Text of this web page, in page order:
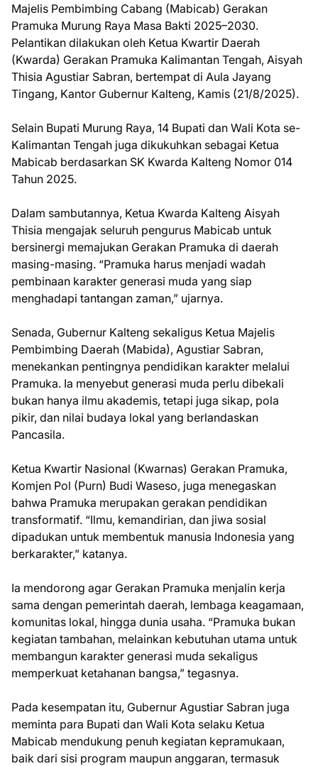
Majelis Pembimbing Cabang (Mabicab) Gerakan
Pramuka Murung Raya Masa Bakti 2025–2030.
Pelantikan dilakukan oleh Ketua Kwartir Daerah
(Kwarda) Gerakan Pramuka Kalimantan Tengah, Aisyah
Thisia Agustiar Sabran, bertempat di Aula Jayang
Tingang, Kantor Gubernur Kalteng, Kamis (21/8/2025).
Selain Bupati Murung Raya, 14 Bupati dan Wali Kota se-
Kalimantan Tengah juga dikukuhkan sebagai Ketua
Mabicab berdasarkan SK Kwarda Kalteng Nomor 014
Tahun 2025.
Dalam sambutannya, Ketua Kwarda Kalteng Aisyah
Thisia mengajak seluruh pengurus Mabicab untuk
bersinergi memajukan Gerakan Pramuka di daerah
masing-masing. “Pramuka harus menjadi wadah
pembinaan karakter generasi muda yang siap
menghadapi tantangan zaman,” ujarnya.
Senada, Gubernur Kalteng sekaligus Ketua Majelis
Pembimbing Daerah (Mabida), Agustiar Sabran,
menekankan pentingnya pendidikan karakter melalui
Pramuka. Ia menyebut generasi muda perlu dibekali
bukan hanya ilmu akademis, tetapi juga sikap, pola
pikir, dan nilai budaya lokal yang berlandaskan
Pancasila.
Ketua Kwartir Nasional (Kwarnas) Gerakan Pramuka,
Komjen Pol (Purn) Budi Waseso, juga menegaskan
bahwa Pramuka merupakan gerakan pendidikan
transformatif. “Ilmu, kemandirian, dan jiwa sosial
dipadukan untuk membentuk manusia Indonesia yang
berkarakter,” katanya.
Ia mendorong agar Gerakan Pramuka menjalin kerja
sama dengan pemerintah daerah, lembaga keagamaan,
komunitas lokal, hingga dunia usaha. “Pramuka bukan
kegiatan tambahan, melainkan kebutuhan utama untuk
membangun karakter generasi muda sekaligus
memperkuat ketahanan bangsa,” tegasnya.
Pada kesempatan itu, Gubernur Agustiar Sabran juga
meminta para Bupati dan Wali Kota selaku Ketua
Mabicab mendukung penuh kegiatan kepramukaan,
baik dari sisi program maupun anggaran, termasuk